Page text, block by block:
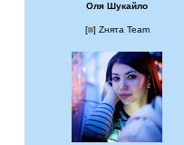
Оля Шукайло
[ ] Zнята Team